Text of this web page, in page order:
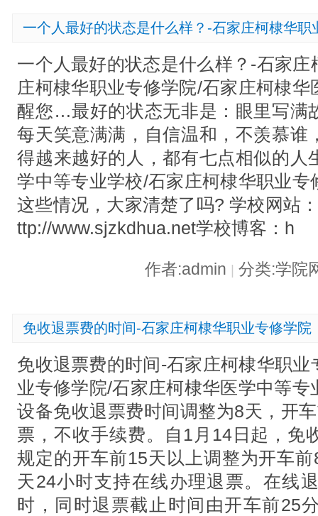
一个人最好的状态是什么样？-石家庄柯棣华职
一个人最好的状态是什么样？-石家
庄柯棣华职业专修学院/石家庄柯棣
醒您…最好的状态无非是：眼里写满
每天笑意满满，自信温和，不羡慕谁
得越来越好的人，都有七点相似的人
学中等专业学校/石家庄柯棣华职业
这些情况，大家清楚了吗? 学校网站
ttp://www.sjzkdhua.net学校博客：h
作者:admin 分类:学院
免收退票费的时间-石家庄柯棣华职业专修学院
免收退票费的时间-石家庄柯棣华职
业专修学院/石家庄柯棣华医学中等
设备免收退票费时间调整为8天，开
票，不收手续费。自1月14日起，免
规定的开车前15天以上调整为开车
天24小时支持在线办理退票。在线
时，同时退票截止时间由开车前25